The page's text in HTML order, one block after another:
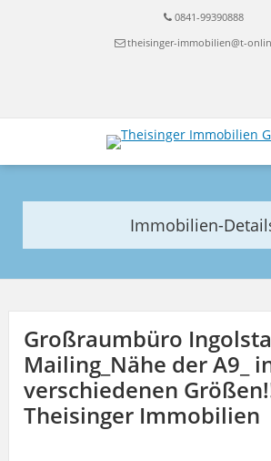
0841-99390888
theisinger-immobilien@t-
Immobilien-
Großraumbüro
Mailing_Nähe der A9_
verschiedenen
Theisinger Immobilien